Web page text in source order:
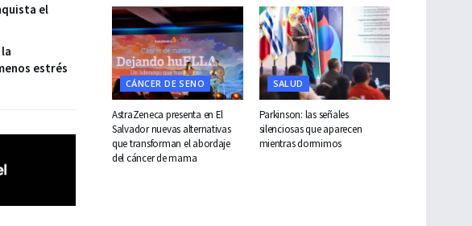
el
estrés
CÁNCER DE SENO
AstraZeneca presenta en El
Salvador nuevas alternativas
que transforman el abordaje
del cáncer de mama
SALUD
Parkinson: las señales
silenciosas que aparecen
mientras dormimos